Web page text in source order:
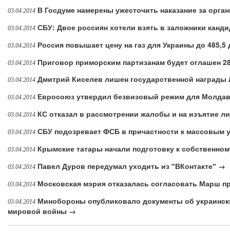
03.04.2014 В Госдуме намерены ужесточить наказание за
03.04.2014 СБУ: Двое россиян хотели взять в заложники
03.04.2014 Россия повышает цену на газ для Украины до
03.04.2014 Приговор приморским партизанам будет оглашен
03.04.2014 Дмитрий Киселев лишен государственной
03.04.2014 Евросоюз утвердил безвизовый режим для
03.04.2014 КС отказал в рассмотрении жалобы и на изъятие
03.04.2014 СБУ подозревает ФСБ в причастности к массовым
03.04.2014 Крымские татары начали подготовку к
03.04.2014 Павел Дуров передумал уходить из "ВКонтакте" →
03.04.2014 Московская мэрия отказалась согласовать Марш
03.04.2014 Минобороны опубликовало документы об
мировой войны →